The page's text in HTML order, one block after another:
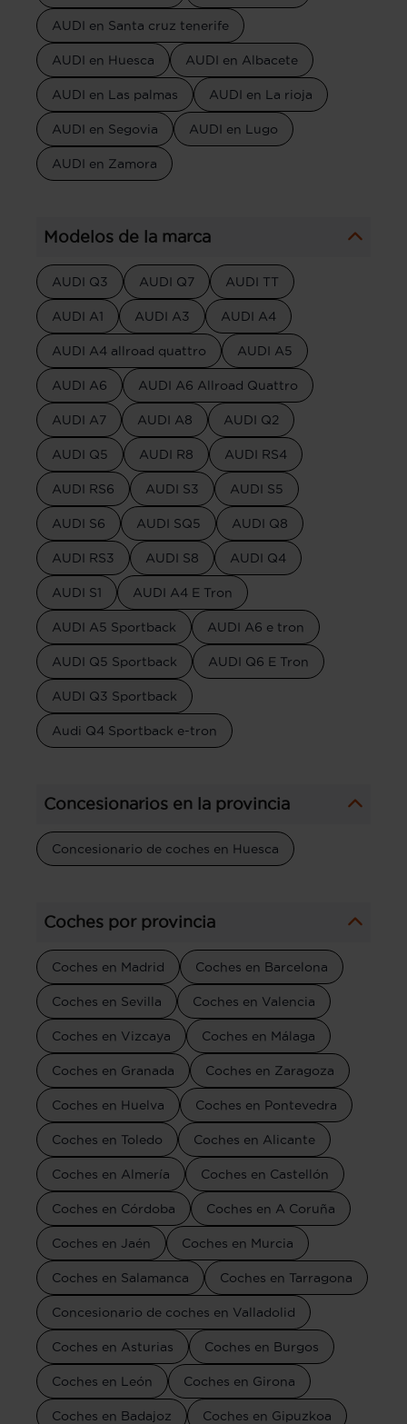
AUDI en Santa cruz tenerife
AUDI en Huesca AUDI en Albacete
AUDI en Las palmas AUDI en La rioja
AUDI en Segovia AUDI en Lugo
AUDI en Zamora
Modelos de la marca
AUDI Q3 AUDI Q7 AUDI TT
AUDI A1 AUDI A3 AUDI A4
AUDI A4 allroad quattro AUDI A5
AUDI A6 AUDI A6 Allroad Quattro
AUDI A7 AUDI A8 AUDI Q2
AUDI Q5 AUDI R8 AUDI RS4
AUDI RS6 AUDI S3 AUDI S5
AUDI S6 AUDI SQ5 AUDI Q8
AUDI RS3 AUDI S8 AUDI Q4
AUDI S1 AUDI A4 E Tron
AUDI A5 Sportback AUDI A6 e tron
AUDI Q5 Sportback AUDI Q6 E Tron
AUDI Q3 Sportback
Audi Q4 Sportback e-tron
Concesionarios en la provincia
Concesionario de coches en Huesca
Coches por provincia
Coches en Madrid Coches en Barcelona
Coches en Sevilla Coches en Valencia
Coches en Vizcaya Coches en Málaga
Coches en Granada Coches en Zaragoza
Coches en Huelva Coches en Pontevedra
Coches en Toledo Coches en Alicante
Coches en Almería Coches en Castellón
Coches en Córdoba Coches en A Coruña
Coches en Jaén Coches en Murcia
Coches en Salamanca Coches en Tarragona
Concesionario de coches en Valladolid
Coches en Asturias Coches en Burgos
Coches en León Coches en Girona
Coches en Badajoz Coches en Gipuzkoa